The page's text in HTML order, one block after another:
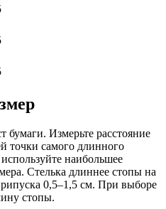
бумаги. Измерьте расстояние
точки самого длинного
наибольшее
Стелька длиннее стопы на
0,5–1,5 см. При выборе
стопы.